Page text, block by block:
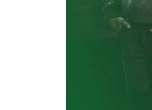
29 de
todo el